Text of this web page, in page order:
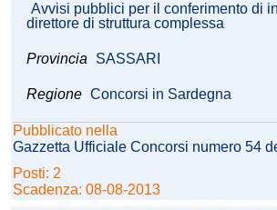
Avvisi pubblici per il conferimento di
direttore di struttura complessa
Provincia SASSARI
Regione Concorsi in Sardegna
Pubblicato nella
Gazzetta Ufficiale Concorsi numero 54
Posti: 2
Scadenza: 08-08-2013